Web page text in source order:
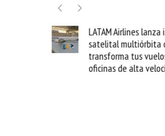
LATAM Airlines lanza internet
satelital multiórbita con SES
transforma tus vuelos en
oficinas de alta velocidad